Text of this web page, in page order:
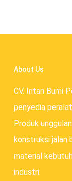
About Us
CV. Intan Bumi
penyedia
Produk
konstruksi jalan
material
industri.